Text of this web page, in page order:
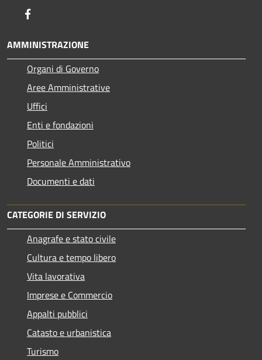
AMMINISTRAZIONE
Organi di Governo
Aree Amministrative
Uffici
Enti e fondazioni
Politici
Personale Amministrativo
Documenti e dati
CATEGORIE DI SERVIZIO
Anagrafe e stato civile
Cultura e tempo libero
Vita lavorativa
Imprese e Commercio
Appalti pubblici
Catasto e urbanistica
Turismo